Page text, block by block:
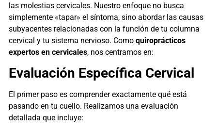
las molestias cervicales. Nuestro enfoque no busca
simplemente «tapar» el síntoma, sino abordar las causas
subyacentes relacionadas con la función de tu columna
cervical y tu sistema nervioso. Como quiroprácticos
expertos en cervicales, nos centramos en:
Evaluación Específica Cervical
El primer paso es comprender exactamente qué está
pasando en tu cuello. Realizamos una evaluación
detallada que incluye: